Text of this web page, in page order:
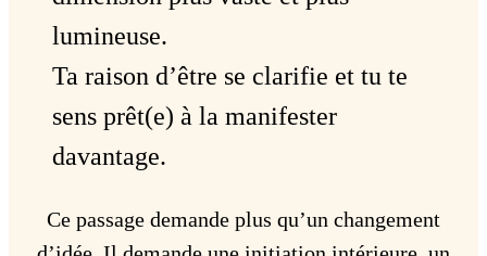
lumineuse.
Ta raison d’être se clarifie et tu te
sens prêt(e) à la manifester
davantage.
Ce passage demande plus qu’un changement